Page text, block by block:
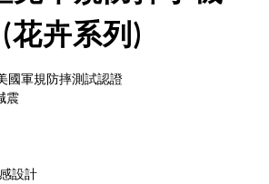
花卉系列)
軍規防摔測試認證
震
設計